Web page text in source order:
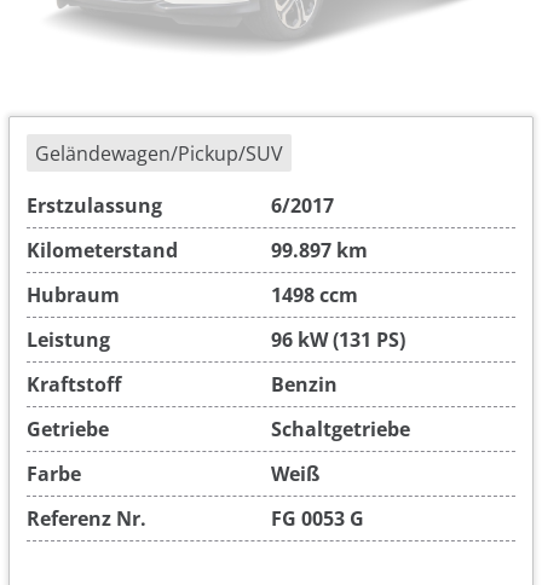
Geländewagen/Pickup/SUV
Erstzulassung
6/2017
Kilometerstand
99.897 km
Hubraum
1498 ccm
Leistung
96 kW (131 PS)
Kraftstoff
Benzin
Getriebe
Schaltgetriebe
Farbe
Weiß
Referenz Nr.
FG 0053 G